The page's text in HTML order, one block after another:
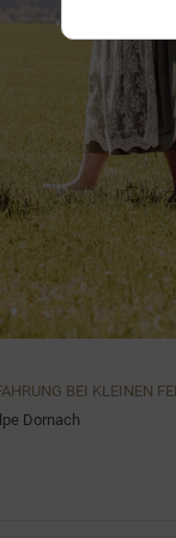
BEI KLEINEN
Dornach